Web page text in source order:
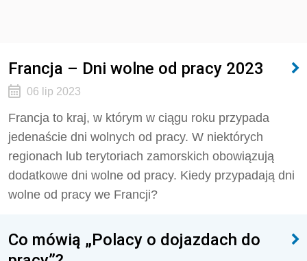
Francja – Dni wolne od pracy 2023
06 lip 2023
Francja to kraj, w którym w ciągu roku przypada
jedenaście dni wolnych od pracy. W niektórych
regionach lub terytoriach zamorskich obowiązują
dodatkowe dni wolne od pracy. Kiedy przypadają dni
wolne od pracy we Francji?
Co mówią „Polacy o dojazdach do